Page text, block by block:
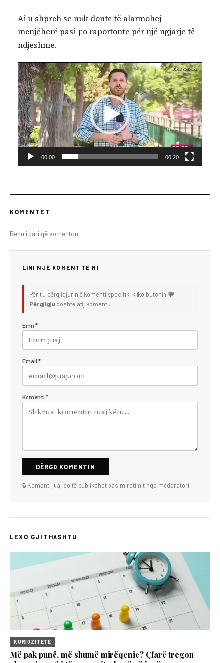
Ai u shpreh se nuk donte të alarmohej
menjëherë pasi po raportonte për një ngjarje të
ndjeshme.
V
i
d
e
o
P
l
00:00 00:20
KOMENTET
Bëhu i pari që komenton!
LINI NJË KOMENT TË RI
Për t'u përgjigjur një komenti specifik, kliko butonin 💬
Përgjigju poshtë atij komenti.
Emri *
Email *
Komenti *
DËRGO KOMENTIN
🔒 Komenti juaj do të publikohet pas miratimit nga moderatori.
LEXO GJITHASHTU
KURIOZITETE
Më pak punë, më shumë mirëqenie? Çfarë tregon